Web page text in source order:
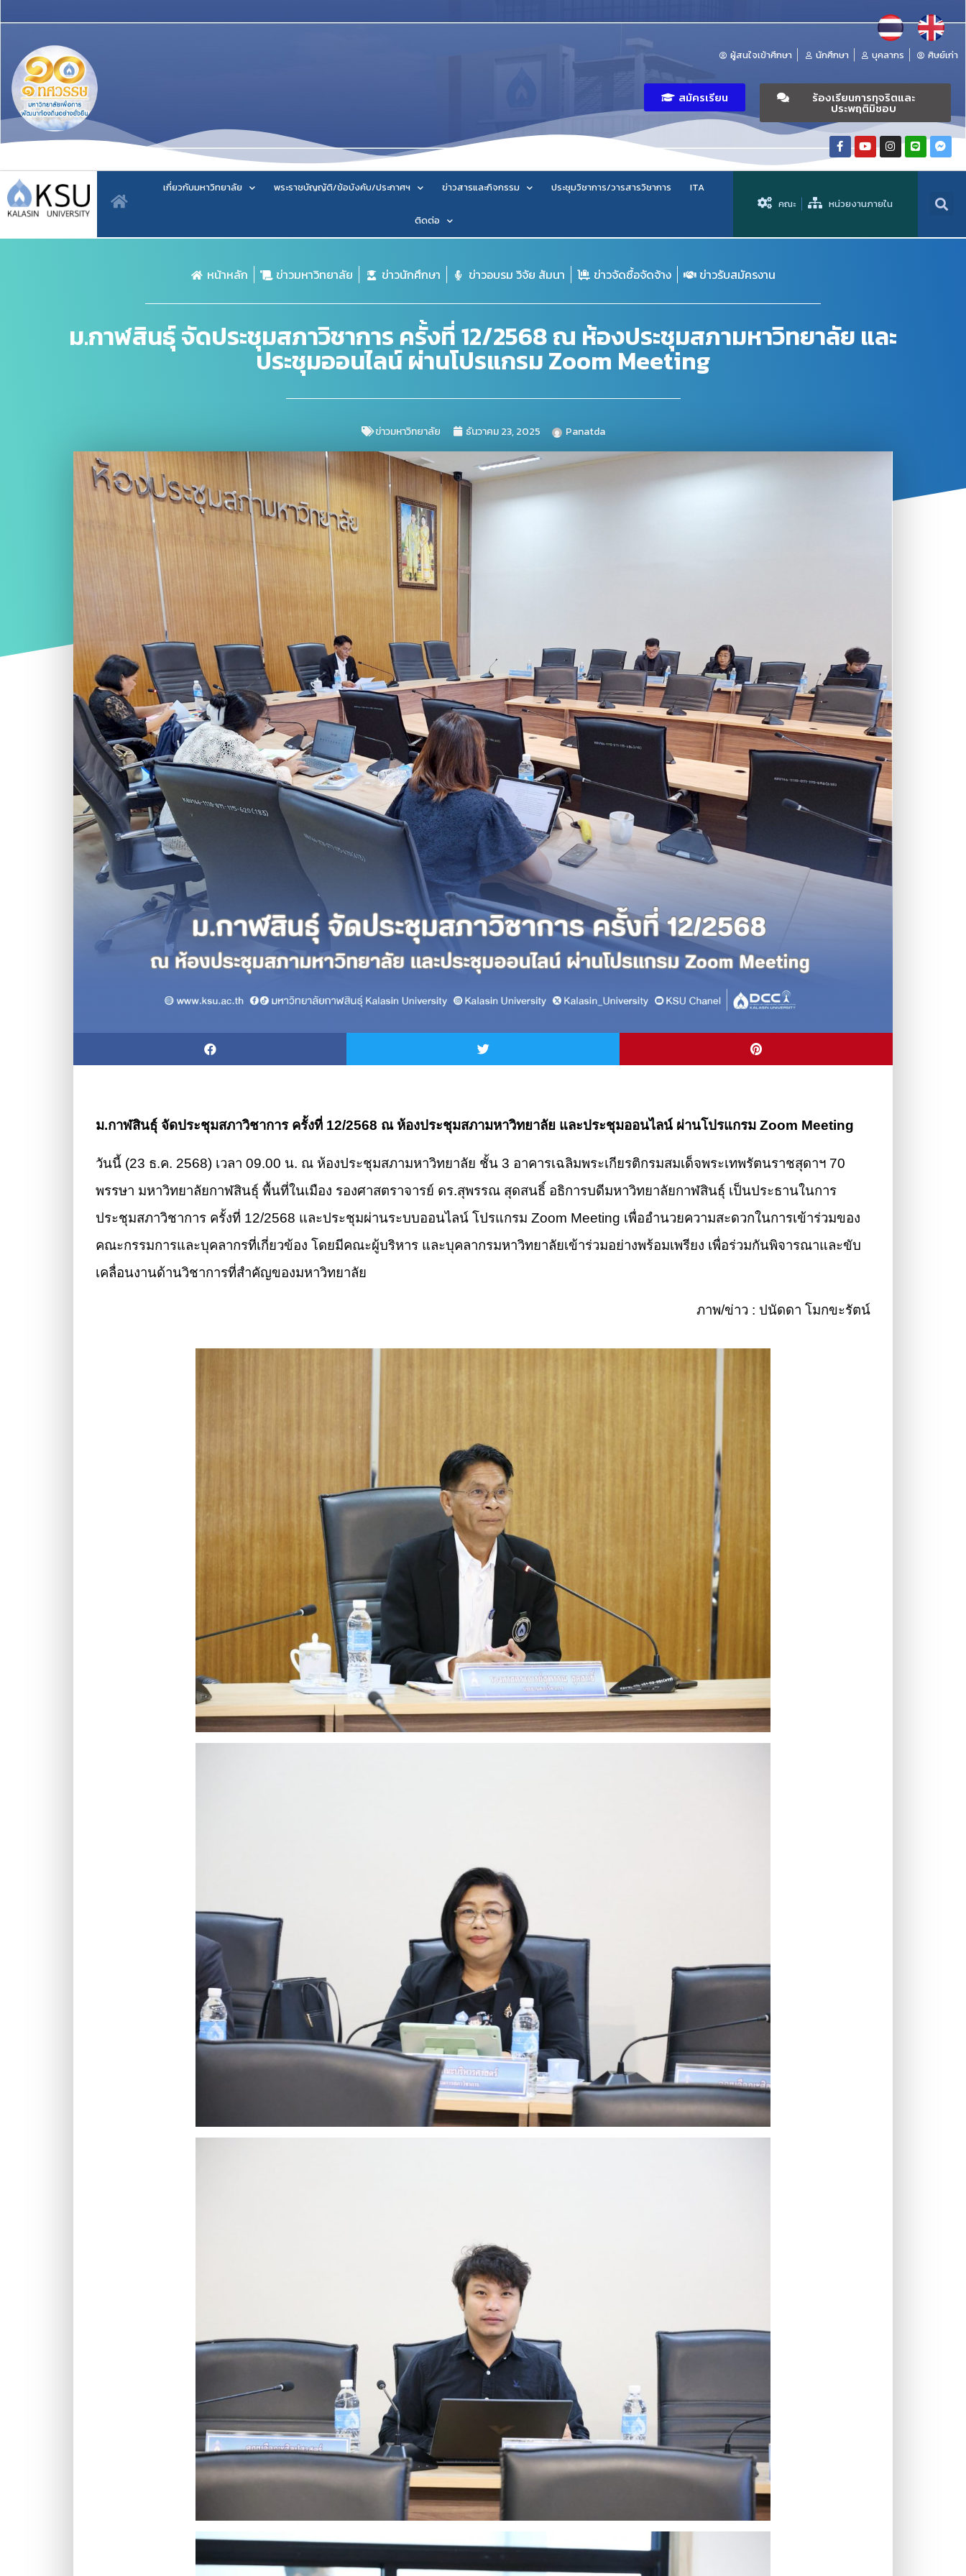
ผู้สนใจเข้าศึกษา นักศึกษา บุคลากร ศิษย์เก่า
สมัครเรียน ร้องเรียนการทุจริตและ
ประพฤติมิชอบ
เกี่ยวกับมหาวิทยาลัย พระราชบัญญัติ/ข้อบังคับ/ประกาศฯ ข่าวสารและกิจกรรม ประชุมวิชาการ/วารสารวิชาการ ITA
ติดต่อ
คณะ หน่วยงานภายใน
หน้าหลัก ข่าวมหาวิทยาลัย ข่าวนักศึกษา ข่าวอบรม วิจัย สัมนา ข่าวจัดซื้อจัดจ้าง ข่าวรับสมัครงาน
ม.กาฬสินธุ์ จัดประชุมสภาวิชาการ ครั้งที่ 12/2568 ณ ห้องประชุมสภามหาวิทยาลัย และ
ประชุมออนไลน์ ผ่านโปรแกรม Zoom Meeting
ข่าวมหาวิทยาลัย ธันวาคม 23, 2025 Panatda
ม.กาฬสินธุ์ จัดประชุมสภาวิชาการ ครั้งที่ 12/2568 ณ ห้องประชุมสภามหาวิทยาลัย และประชุมออนไลน์ ผ่านโปรแกรม Zoom Meeting
วันนี้ (23 ธ.ค. 2568) เวลา 09.00 น. ณ ห้องประชุมสภามหาวิทยาลัย ชั้น 3 อาคารเฉลิมพระเกียรติกรมสมเด็จพระเทพรัตนราชสุดาฯ 70
พรรษา มหาวิทยาลัยกาฬสินธุ์ พื้นที่ในเมือง รองศาสตราจารย์ ดร.สุพรรณ สุดสนธิ์ อธิการบดีมหาวิทยาลัยกาฬสินธุ์ เป็นประธานในการ
ประชุมสภาวิชาการ ครั้งที่ 12/2568 และประชุมผ่านระบบออนไลน์ โปรแกรม Zoom Meeting เพื่ออำนวยความสะดวกในการเข้าร่วมของ
คณะกรรมการและบุคลากรที่เกี่ยวข้อง โดยมีคณะผู้บริหาร และบุคลากรมหาวิทยาลัยเข้าร่วมอย่างพร้อมเพรียง เพื่อร่วมกันพิจารณาและขับ
เคลื่อนงานด้านวิชาการที่สำคัญของมหาวิทยาลัย
ภาพ/ข่าว : ปนัดดา โมกขะรัตน์